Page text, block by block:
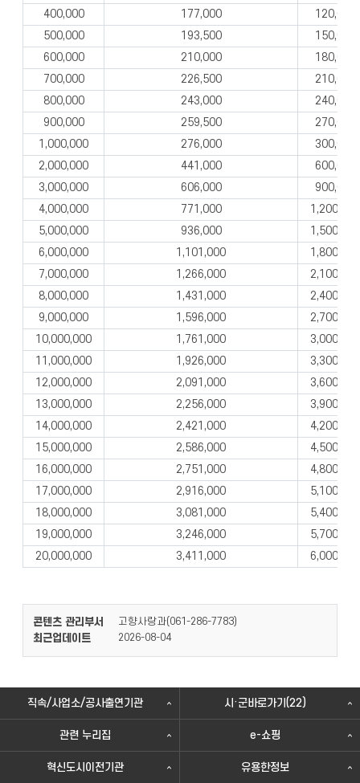
400,000
177,000
120,000
500,000
193,500
150,000
600,000
210,000
180,000
700,000
226,500
210,000
800,000
243,000
240,000
900,000
259,500
270,000
1,000,000
276,000
300,000
2,000,000
441,000
600,000
3,000,000
606,000
900,000
4,000,000
771,000
1,200,000
5,000,000
936,000
1,500,000
6,000,000
1,101,000
1,800,000
7,000,000
1,266,000
2,100,000
8,000,000
1,431,000
2,400,000
9,000,000
1,596,000
2,700,000
10,000,000
1,761,000
3,000,000
11,000,000
1,926,000
3,300,000
12,000,000
2,091,000
3,600,000
13,000,000
2,256,000
3,900,000
14,000,000
2,421,000
4,200,000
15,000,000
2,586,000
4,500,000
16,000,000
2,751,000
4,800,000
17,000,000
2,916,000
5,100,000
18,000,000
3,081,000
5,400,000
19,000,000
3,246,000
5,700,000
20,000,000
3,411,000 6,000,000
콘텐츠 관리부서 고향사랑과(061-286-7783)
최근업데이트 2026-08-04
직속/사업소/공사출연기관 시·군바로가기(22)
관련 누리집 e-쇼핑
혁신도시이전기관 유용한정보